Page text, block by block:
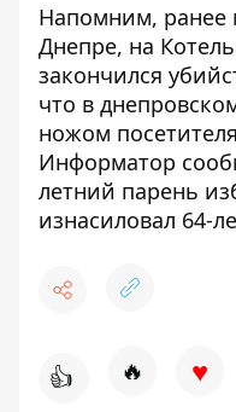
Напомним, ранее
Днепре, на
закончился
что в
ножом
Информатор
летний парень
изнасиловал 64-
👍 🔥 ♥